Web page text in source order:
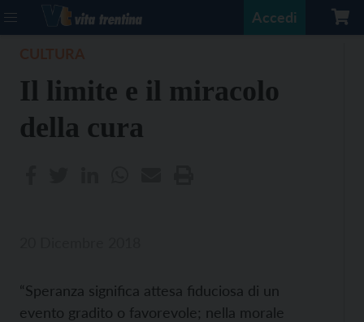
Accedi
Il limite e il miracolo
della cura
“Speranza significa attesa fiduciosa di un
evento gradito o favorevole; nella morale